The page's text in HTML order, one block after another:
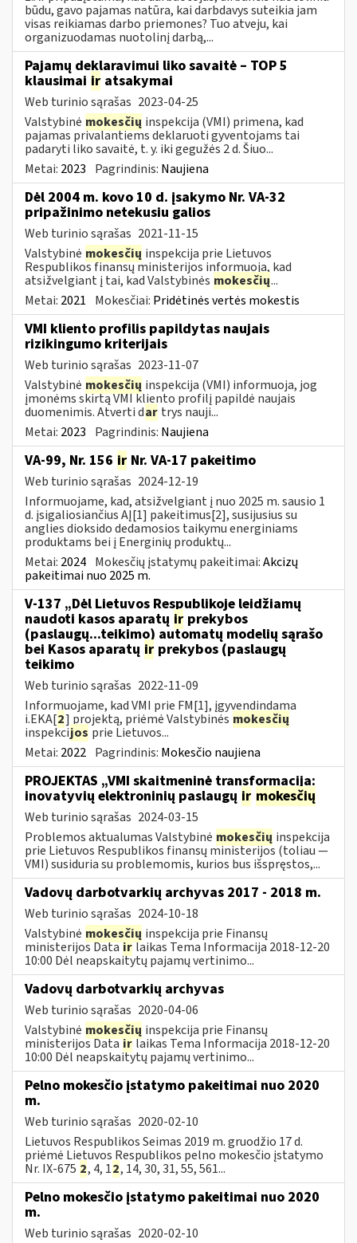
būdu, gavo pajamas natūra, kai darbdavys suteikia jam
visas reikiamas darbo priemones? Tuo atveju, kai
organizuodamas nuotolinį darbą,...
Pajamų deklaravimui liko savaitė – TOP 5
klausimai ir atsakymai
Web turinio sąrašas 2023-04-25
Valstybinė mokesčių inspekcija (VMI) primena, kad
pajamas privalantiems deklaruoti gyventojams tai
padaryti liko savaitė, t. y. iki gegužės 2 d. Šiuo...
Metai: 2023 Pagrindinis: Naujiena
Dėl 2004 m. kovo 10 d. įsakymo Nr. VA-32
pripažinimo netekusiu galios
Web turinio sąrašas 2021-11-15
Valstybinė mokesčių inspekcija prie Lietuvos
Respublikos finansų ministerijos informuoja, kad
atsižvelgiant į tai, kad Valstybinės mokesčių...
Metai: 2021 Mokesčiai: Pridėtinės vertės mokestis
VMI kliento profilis papildytas naujais
rizikingumo kriterijais
Web turinio sąrašas 2023-11-07
Valstybinė mokesčių inspekcija (VMI) informuoja, jog
įmonėms skirtą VMI kliento profilį papildė naujais
duomenimis. Atverti dar trys nauji...
Metai: 2023 Pagrindinis: Naujiena
VA-99, Nr. 156 ir Nr. VA-17 pakeitimo
Web turinio sąrašas 2024-12-19
Informuojame, kad, atsižvelgiant į nuo 2025 m. sausio 1
d. įsigaliosiančius AĮ[1] pakeitimus[2], susijusius su
anglies dioksido dedamosios taikymu energiniams
produktams bei į Energinių produktų...
Metai: 2024 Mokesčių įstatymų pakeitimai:Akcizų
pakeitimai nuo 2025 m.
V-137 „Dėl Lietuvos Respublikoje leidžiamų
naudoti kasos aparatų ir prekybos
(paslaugų...teikimo) automatų modelių sąrašo
bei Kasos aparatų ir prekybos (paslaugų
teikimo
Web turinio sąrašas 2022-11-09
Informuojame, kad VMI prie FM[1], įgyvendindama
i.EKA[2] projektą, priėmė Valstybinės mokesčių
inspekcijos prie Lietuvos...
Metai: 2022 Pagrindinis: Mokesčio naujiena
PROJEKTAS „VMI skaitmeninė transformacija:
inovatyvių elektroninių paslaugų ir mokesčių
Web turinio sąrašas 2024-03-15
Problemos aktualumas Valstybinė mokesčių inspekcija
prie Lietuvos Respublikos finansų ministerijos (toliau ―
VMI) susiduria su problemomis, kurios bus išspręstos,...
Vadovų darbotvarkių archyvas 2017 - 2018 m.
Web turinio sąrašas 2024-10-18
Valstybinė mokesčių inspekcija prie Finansų
ministerijos Datairlaikas Tema Informacija 2018-12-20
10:00 Dėl neapskaitytų pajamų vertinimo...
Vadovų darbotvarkių archyvas
Web turinio sąrašas 2020-04-06
Valstybinė mokesčių inspekcija prie Finansų
ministerijos Datairlaikas Tema Informacija 2018-12-20
10:00 Dėl neapskaitytų pajamų vertinimo...
Pelno mokesčio įstatymo pakeitimai nuo 2020
m.
Web turinio sąrašas 2020-02-10
Lietuvos Respublikos Seimas 2019 m. gruodžio 17 d.
priėmė Lietuvos Respublikos pelno mokesčio įstatymo
Nr. IX-675 2, 4, 12, 14, 30, 31, 55, 561...
Pelno mokesčio įstatymo pakeitimai nuo 2020
m.
Web turinio sąrašas 2020-02-10